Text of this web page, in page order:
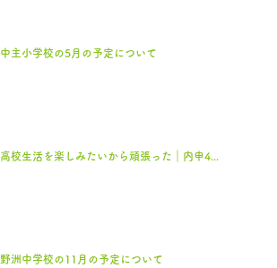
中主小学校の5月の予定について
高校生活を楽しみたいから頑張った｜内申4...
野洲中学校の11月の予定について